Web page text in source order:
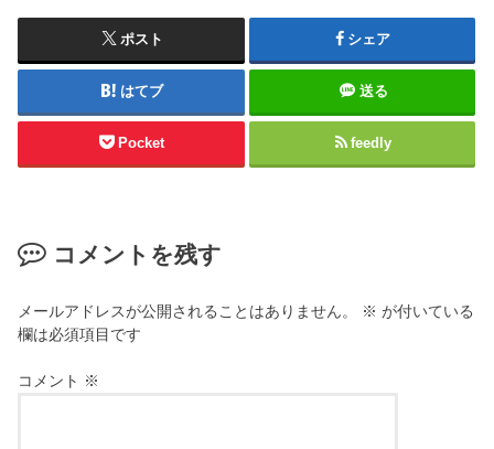
ポスト シェア
はてブ 送る
Pocket feedly
コメントを残す
メールアドレスが公開されることはありません。 ※ が付いている
欄は必須項目です
コメント ※